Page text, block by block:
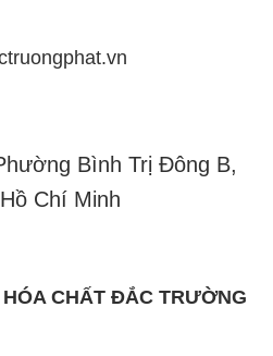
Bình Trị Đông B,
Chí Minh
CHẤT ĐẮC TRƯỜNG